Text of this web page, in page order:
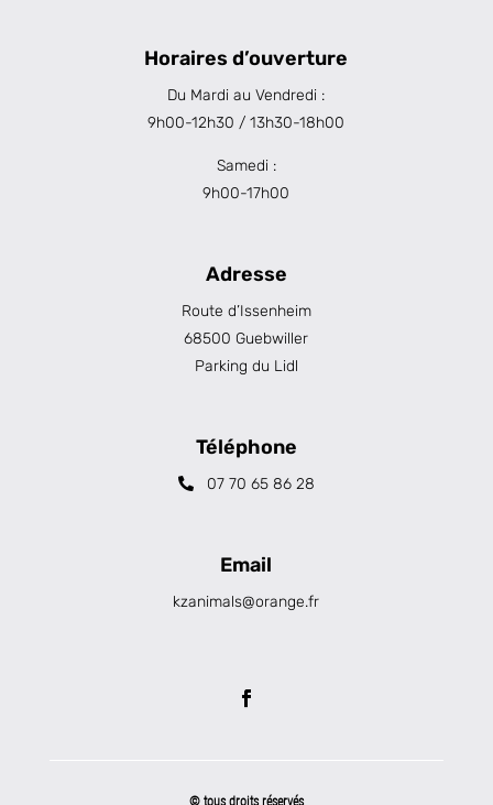
Horaires d’ouverture
Du Mardi au Vendredi :
9h00-12h30 / 13h30-18h00
Samedi :
9h00-17h00
Adresse
Route d’Issenheim
68500 Guebwiller
Parking du Lidl
Téléphone
07 70 65 86 28
Email
kzanimals@orange.fr
© tous droits réservés